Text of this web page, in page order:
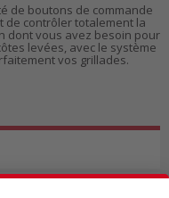
de boutons de commande
de contrôler totalement la
dont vous avez besoin pour
levées, avec le système
vos grillades.